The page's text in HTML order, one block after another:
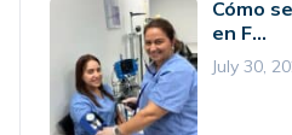
Cómo
en F...
July 30,